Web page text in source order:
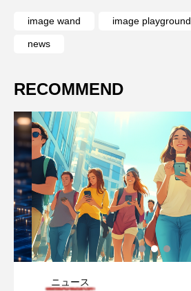
image wand image playground
news
RECOMMEND
ニュース